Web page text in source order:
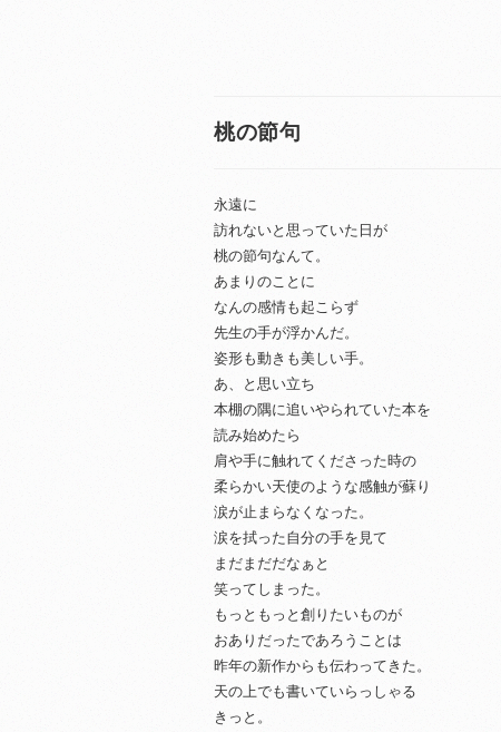
桃の節句
永遠に
訪れないと思っていた日が
桃の節句なんて。
あまりのことに
なんの感情も起こらず
先生の手が浮かんだ。
姿形も動きも美しい手。
あ、と思い立ち
本棚の隅に追いやられていた本を
読み始めたら
肩や手に触れてくださった時の
柔らかい天使のような感触が蘇り
涙が止まらなくなった。
涙を拭った自分の手を見て
まだまだだなぁと
笑ってしまった。
もっともっと創りたいものが
おありだったであろうことは
昨年の新作からも伝わってきた。
天の上でも書いていらっしゃる
きっと。